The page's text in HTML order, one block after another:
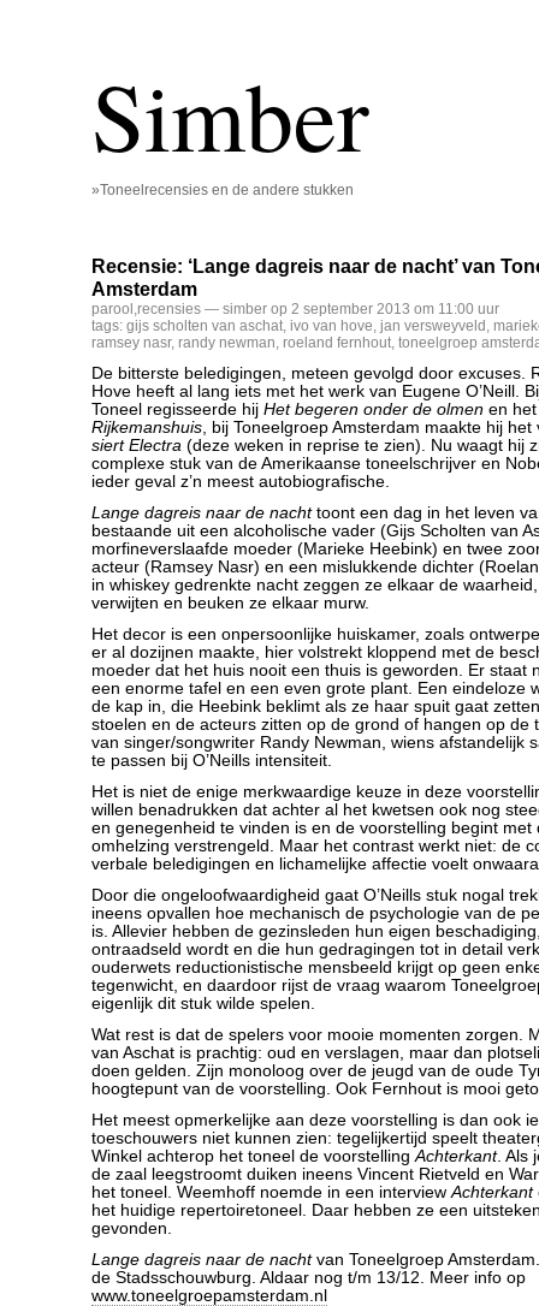
Simber
»Toneelrecensies en de andere stukken
Recensie: ‘Lange dagreis naar de nacht’ van
Amsterdam
parool ,recensies — simber op 2 september 2013 om 11:00 uur
tags: gijs scholten van aschat, ivo van hove, jan versweyveld ,
ramsey nasr, randy newman, roeland fernhout, toneelgroep
De bitterste beledigingen, meteen gevolgd door excuses.
Hove heeft al lang iets met het werk van Eugene O’Neill.
Toneel regisseerde hij Het begeren onder de olmen en
Rijkemanshuis, bij Toneelgroep Amsterdam maakte hij
siert Electra (deze weken in reprise te zien). Nu waagt hij
complexe stuk van de Amerikaanse toneelschrijver en
ieder geval z’n meest autobiografische.
Lange dagreis naar de nachttoont een dag in het leven
bestaande uit een alcoholische vader (Gijs Scholten van
morfineverslaafde moeder (Marieke Heebink) en twee
acteur (Ramsey Nasr) en een mislukkende dichter
in whiskey gedrenkte nacht zeggen ze elkaar de
verwijten en beuken ze elkaar murw.
Het decor is een onpersoonlijke huiskamer, zoals
er al dozijnen maakte, hier volstrekt kloppend met de
moeder dat het huis nooit een thuis is geworden. Er staat
een enorme tafel en een even grote plant. Een eindeloze
de kap in, die Heebink beklimt als ze haar spuit gaat
stoelen en de acteurs zitten op de grond of hangen op de
van singer/songwriter Randy Newman, wiens afstandelijk
te passen bij O’Neills intensiteit.
Het is niet de enige merkwaardige keuze in deze
willen benadrukken dat achter al het kwetsen ook nog
en genegenheid te vinden is en de voorstelling begint met
omhelzing verstrengeld. Maar het contrast werkt niet: de
verbale beledigingen en lichamelijke affectie voelt
Door die ongeloofwaardigheid gaat O’Neills stuk nogal
ineens opvallen hoe mechanisch de psychologie van de
is. Allevier hebben de gezinsleden hun eigen
ontraadseld wordt en die hun gedragingen tot in detail
ouderwets reductionistische mensbeeld krijgt op geen
tegenwicht, en daardoor rijst de vraag waarom
eigenlijk dit stuk wilde spelen.
Wat rest is dat de spelers voor mooie momenten zorgen.
van Aschat is prachtig: oud en verslagen, maar dan
doen gelden. Zijn monoloog over de jeugd van de oude
hoogtepunt van de voorstelling. Ook Fernhout is mooi
Het meest opmerkelijke aan deze voorstelling is dan ook
toeschouwers niet kunnen zien: tegelijkertijd speelt
Winkel achterop het toneel de voorstellingAchterkant. Als
de zaal leegstroomt duiken ineens Vincent Rietveld en
het toneel. Weemhoff noemde in een interviewAchterkant
het huidige repertoiretoneel. Daar hebben ze een
gevonden.
Lange dagreis naar de nachtvan Toneelgroep
de Stadsschouwburg. Aldaar nog t/m 13/12. Meer info op
www.toneelgroepamsterdam.nl